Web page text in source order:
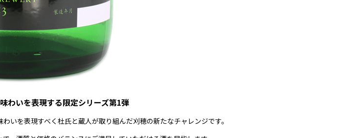
わいを表現する限定シリーズ第1弾
いを表現すべく杜氏と蔵人が取り組んだ刈穂の新たなチャレンジです。